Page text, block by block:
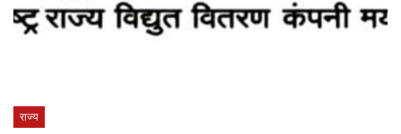
राज्य